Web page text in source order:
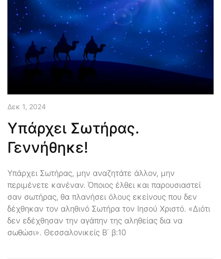
Δεκ 1, 2024
Υπάρχει Σωτήρας.
Γεννήθηκε!
Υπάρχει Σωτήρας, μην αναζητάτε άλλον, μην
περιμένετε κανέναν. Όποιος έλθει και παρουσιαστεί
σαν σωτήρας, θα πλανήσει όλους εκείνους που δεν
δέχθηκαν τον αληθινό Σωτήρα τον Ιησού Χριστό. «Διότι
δεν εδέχθησαν την αγάπην της αληθείας δια να
σωθώσι». Θεσσαλονικείς Β΄ β:10